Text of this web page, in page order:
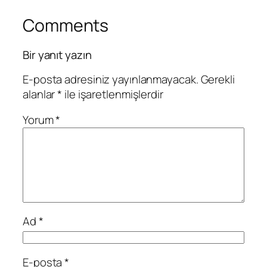
Comments
Bir yanıt yazın
E-posta adresiniz yayınlanmayacak.Gerekli
alanlar* ile işaretlenmişlerdir
Yorum*
Ad*
E-posta*